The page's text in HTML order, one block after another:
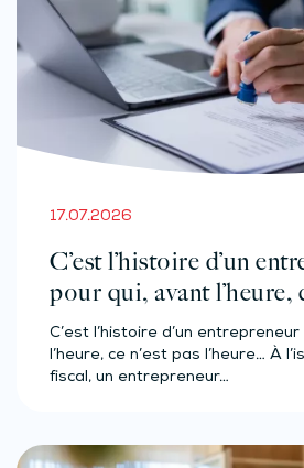
17.07.2026
C’est l’histoire d’un
pour qui, avant l’heure,
l’heure…
C’est l’histoire d’un
l’heure, ce n’est pas l’heure… À
fiscal, un entrepreneur…